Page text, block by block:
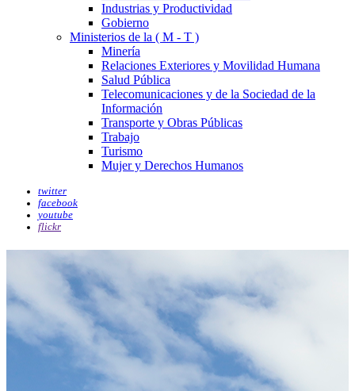
Industrias y Productividad
Gobierno
Ministerios de la ( M - T )
Minería
Relaciones Exteriores y Movilidad Humana
Salud Pública
Telecomunicaciones y de la Sociedad de la
Información
Transporte y Obras Públicas
Trabajo
Turismo
Mujer y Derechos Humanos
twitter
facebook
youtube
flickr